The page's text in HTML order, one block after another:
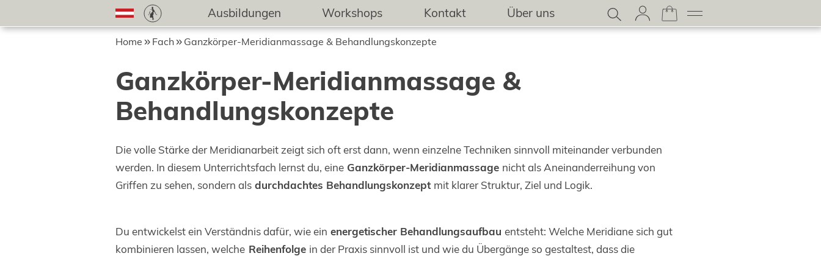
Ausbildungen Workshops Kontakt Über uns
Home Fach Ganzkörper-Meridianmassage & Behandlungskonzepte
Ganzkörper-Meridianmassage &
Behandlungskonzepte
Die volle Stärke der Meridianarbeit zeigt sich oft erst dann, wenn einzelne Techniken sinnvoll miteinander verbunden
werden. In diesem Unterrichtsfach lernst du, eine Ganzkörper-Meridianmassage nicht als Aneinanderreihung von
Griffen zu sehen, sondern als durchdachtes Behandlungskonzept mit klarer Struktur, Ziel und Logik.
Du entwickelst ein Verständnis dafür, wie ein energetischer Behandlungsaufbau entsteht: Welche Meridiane sich gut
kombinieren lassen, welche Reihenfolge in der Praxis sinnvoll ist und wie du Übergänge so gestaltest, dass die